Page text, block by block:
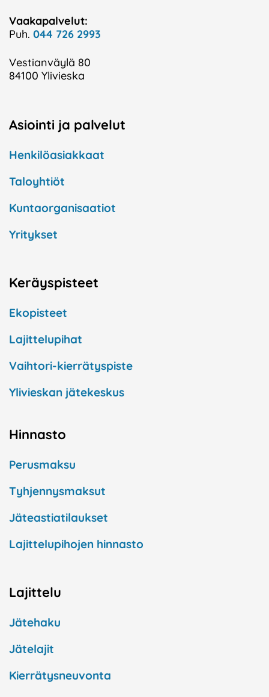
Vaakapalvelut:
Puh. 044 726 2993
Vestianväylä 80
84100 Ylivieska
Asiointi ja palvelut
Henkilöasiakkaat
Taloyhtiöt
Kuntaorganisaatiot
Yritykset
Keräyspisteet
Ekopisteet
Lajittelupihat
Vaihtori-kierrätyspiste
Ylivieskan jätekeskus
Hinnasto
Perusmaksu
Tyhjennysmaksut
Jäteastiatilaukset
Lajittelupihojen hinnasto
Lajittelu
Jätehaku
Jätelajit
Kierrätysneuvonta